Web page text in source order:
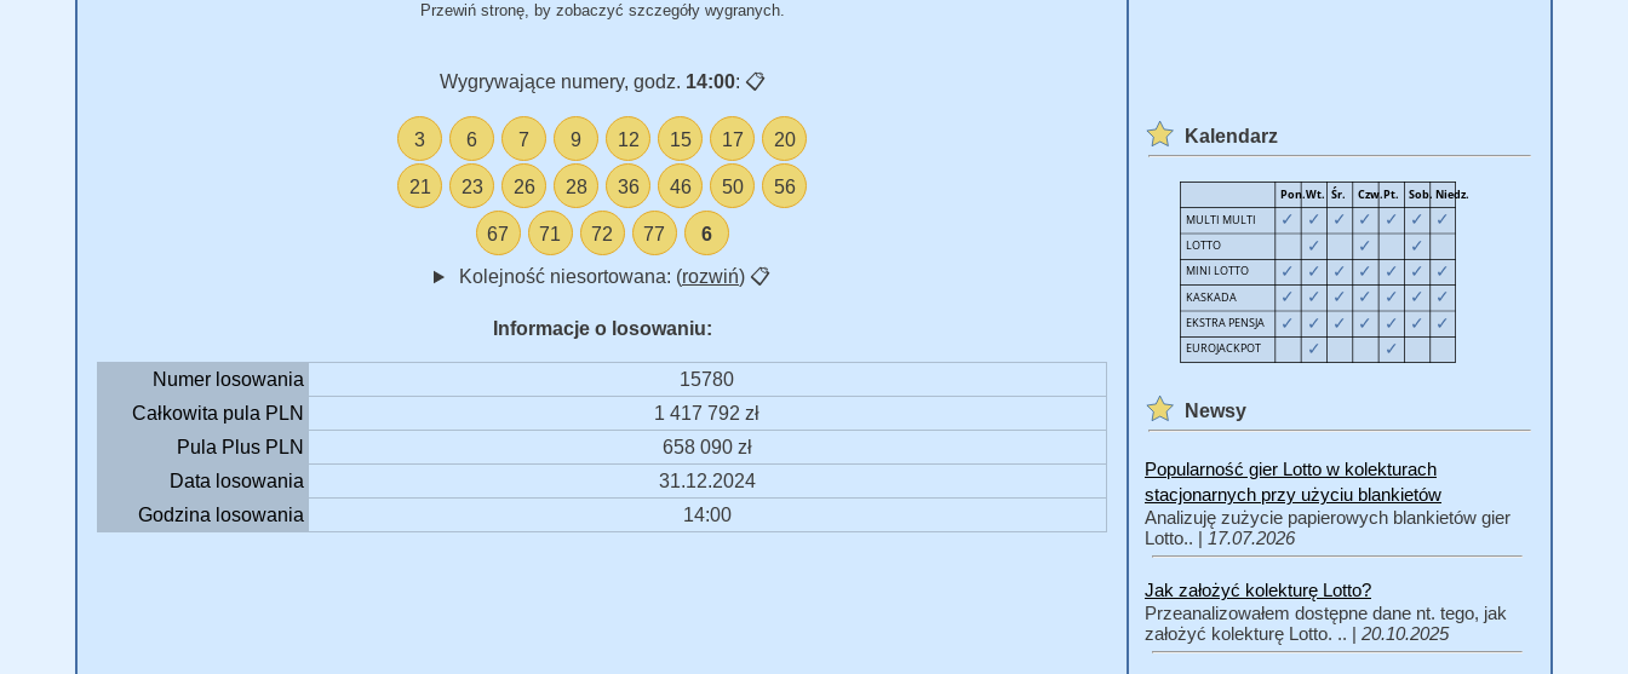
Przewiń stronę, by zobaczyć szczegóły wygranych.
Wygrywające numery, godz. 14:00: 📋
3 6 7 9 12 15 17 20
21 23 26 28 36 46 50 56
67 71 72 77 6
Kolejność niesortowana: (rozwiń) 📋
Informacje o losowaniu:
Numer losowania
15780
Całkowita pula PLN
1 417 792 zł
Pula Plus PLN
658 090 zł
Data losowania
31.12.2024
Godzina losowania
14:00
Kalendarz
Newsy
Popularność gier Lotto w kolekturach
stacjonarnych przy użyciu blankietów
Analizuję zużycie papierowych blankietów gier
Lotto.. | 17.07.2026
Jak założyć kolekturę Lotto?
Przeanalizowałem dostępne dane nt. tego, jak
założyć kolekturę Lotto. .. | 20.10.2025